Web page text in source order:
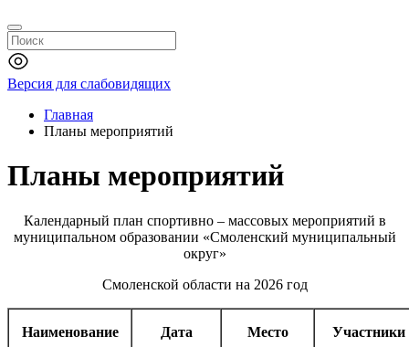
Версия для слабовидящих
Главная
Планы мероприятий
Планы мероприятий
Календарный план спортивно – массовых мероприятий в
муниципальном образовании «Смоленский муниципальный
округ»
Смоленской области на 2026 год
Наименование
Дата
Место
Участники